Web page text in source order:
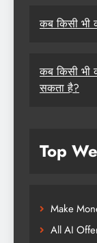
कब किसी भी
कब किसी भी
सकता है?
Top
Make
All AI